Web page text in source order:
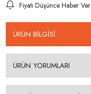
Fiyatı Düşünce Haber Ver
ÜRÜN BİLGİSİ
ÜRÜN YORUMLARI